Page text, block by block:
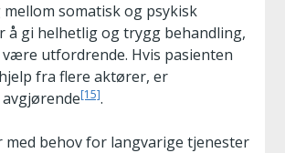
somatisk og psykisk
å gi helhetlig og trygg behandling,
være utfordrende. Hvis pasienten
fra flere aktører, er
[15].
med behov for langvarige tjenester